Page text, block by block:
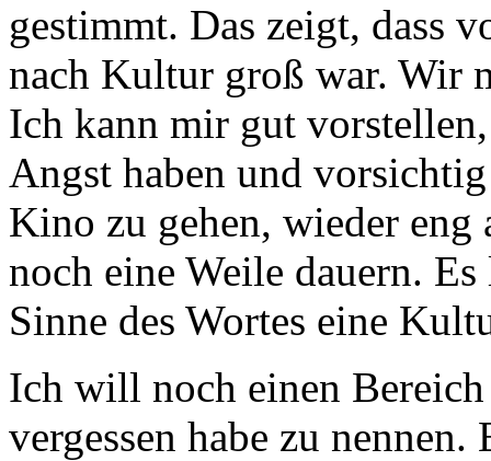
gestimmt. Das zeigt, dass
nach Kultur groß war. Wir
Ich kann mir gut
Angst haben und
Kino zu gehen, wieder eng
noch eine Weile dauern.
Sinne des Wortes eine
Ich will noch einen
vergessen habe zu